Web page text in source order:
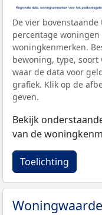
De vier
percentage
woningkenmerken.
bewoning, type,
waar de data voor
grafiek. Klik op de
geven.
Bekijk
van de
Toelichting